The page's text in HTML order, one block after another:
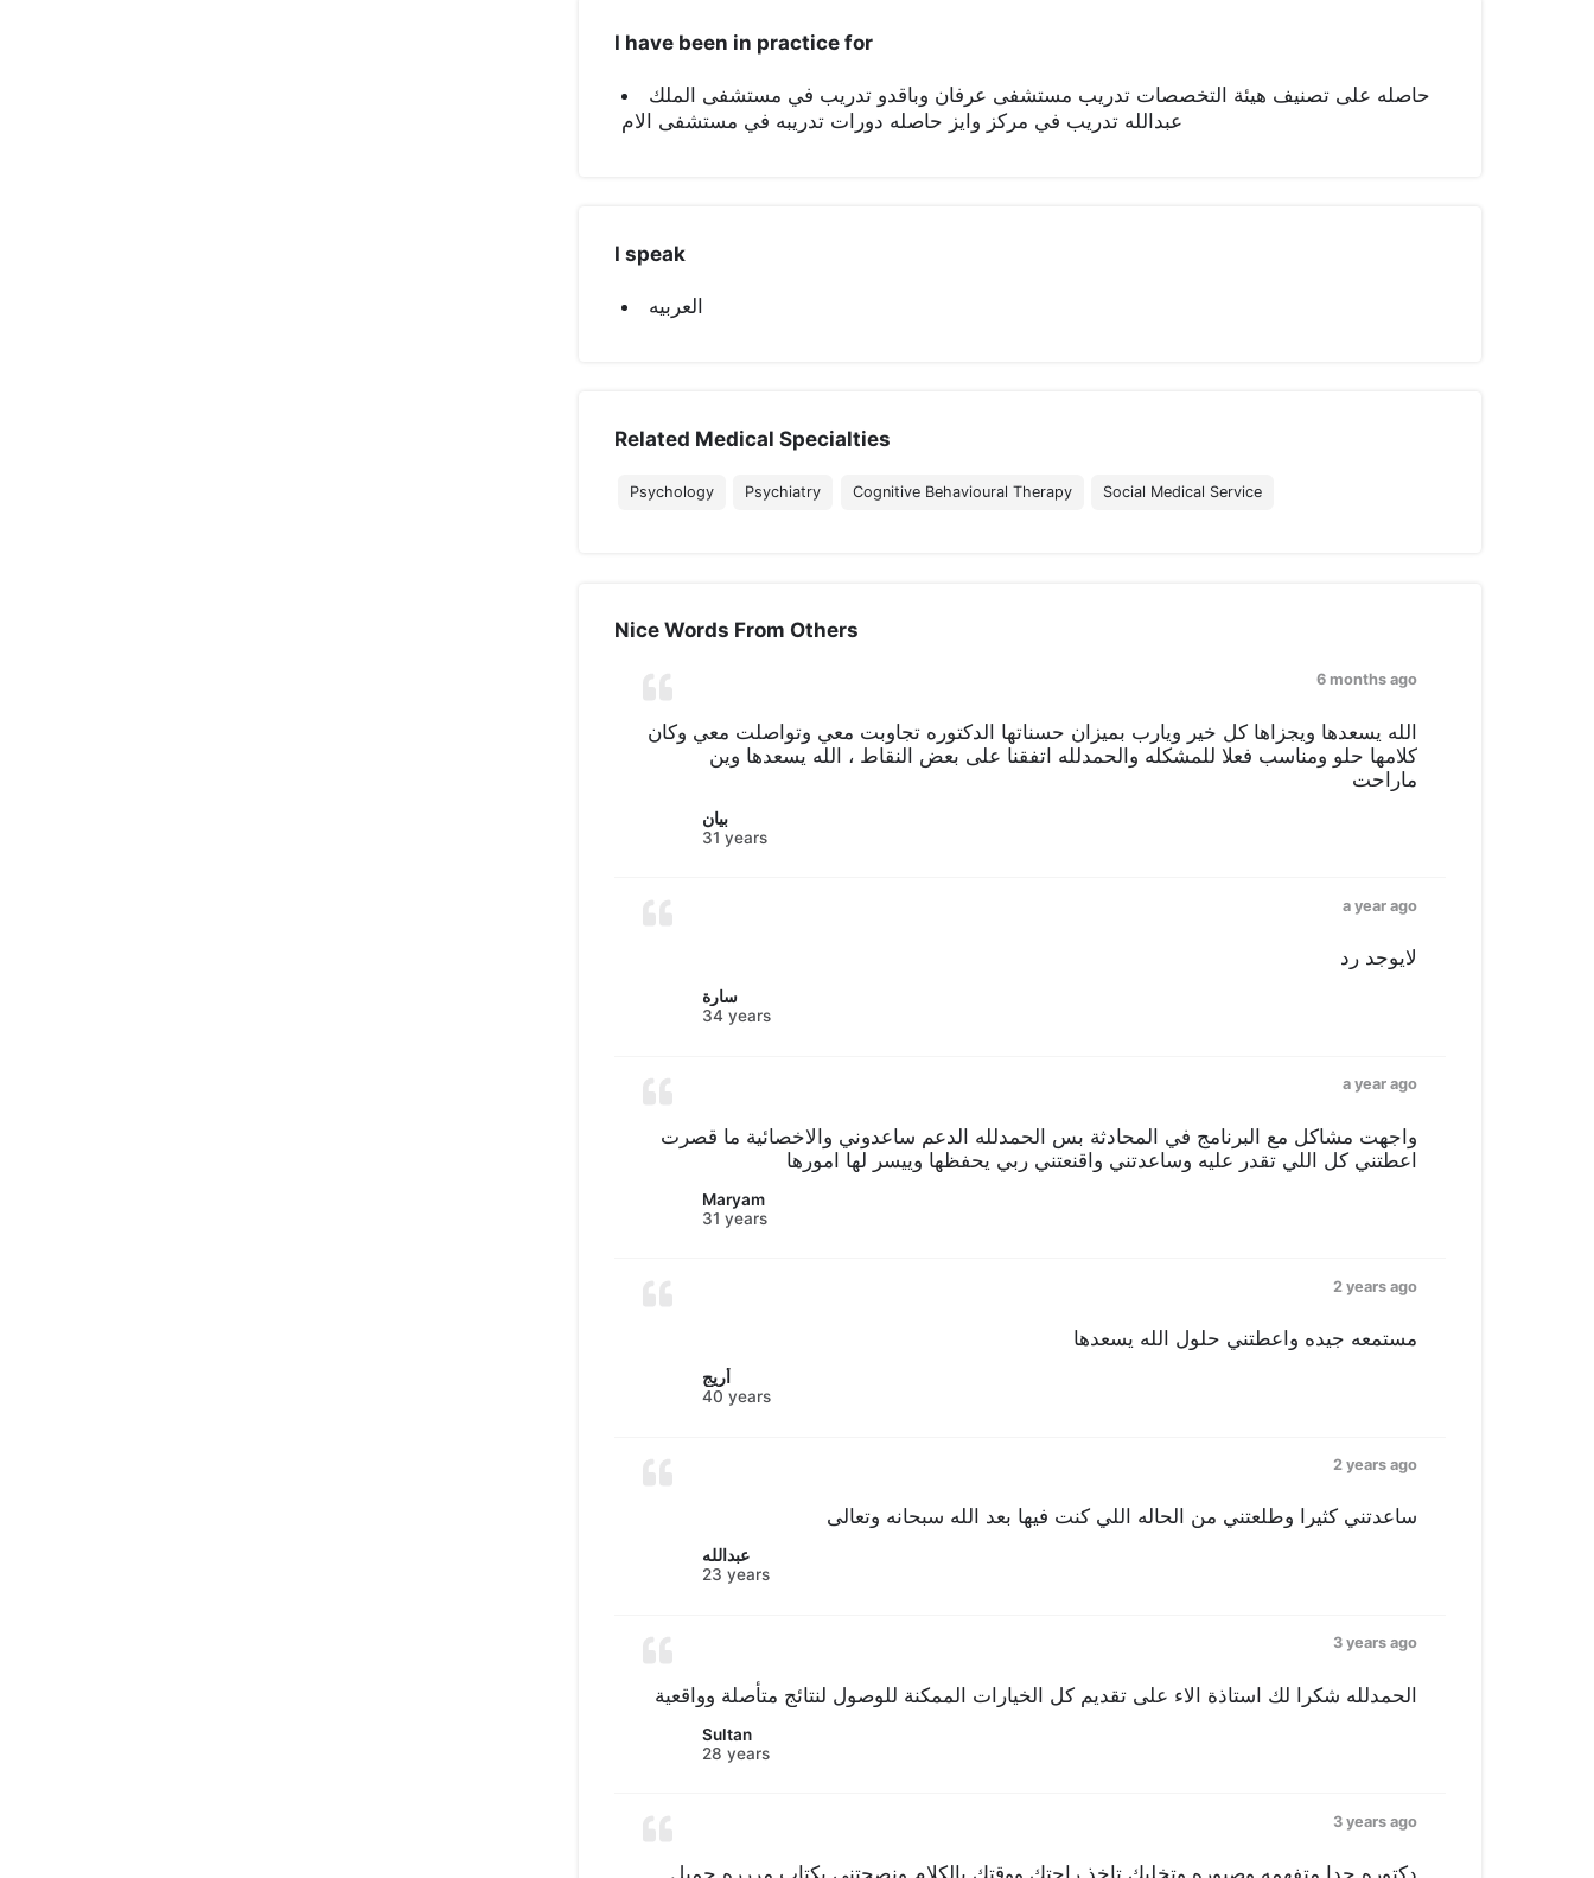
I have been in practice for
حاصله على تصنيف هيئة التخصصات تدريب مستشفى عرفان وباقدو تدريب في مستشفى الملك
عبدالله تدريب في مركز وايز حاصله دورات تدريبه في مستشفى الام
I speak
العربيه
Related Medical Specialties
Psychology Psychiatry Cognitive Behavioural Therapy Social Medical Service
Nice Words From Others
6 months ago
الله يسعدها ويجزاها كل خير ويارب بميزان حسناتها الدكتوره تجاوبت معي وتواصلت معي وكان
كلامها حلو ومناسب فعلا للمشكله والحمدلله اتفقنا على بعض النقاط ، الله يسعدها وين
ماراحت
بيان
31 years
a year ago
لايوجد رد
سارة
34 years
a year ago
واجهت مشاكل مع البرنامج في المحادثة بس الحمدلله الدعم ساعدوني والاخصائية ما قصرت
اعطتني كل اللي تقدر عليه وساعدتني واقنعتني ربي يحفظها وييسر لها امورها
Maryam
31 years
2 years ago
مستمعه جيده واعطتني حلول الله يسعدها
أريج
40 years
2 years ago
ساعدتني كثيرا وطلعتني من الحاله اللي كنت فيها بعد الله سبحانه وتعالى
عبدالله
23 years
3 years ago
الحمدلله شكرا لك استاذة الاء على تقديم كل الخيارات الممكنة للوصول لنتائج متأصلة وواقعية
Sultan
28 years
3 years ago